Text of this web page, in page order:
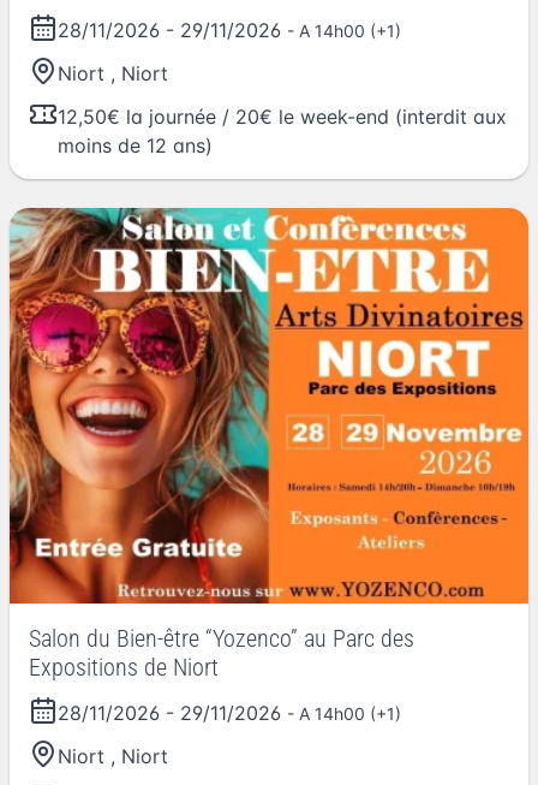
28/11/2026 - 29/11/2026 - A 14h00 (+1)
Niort , Niort
12,50€ la journée / 20€ le week-end (interdit aux
moins de 12 ans)
Salon du Bien-être “Yozenco” au Parc des
Expositions de Niort
28/11/2026 - 29/11/2026 - A 14h00 (+1)
Niort , Niort